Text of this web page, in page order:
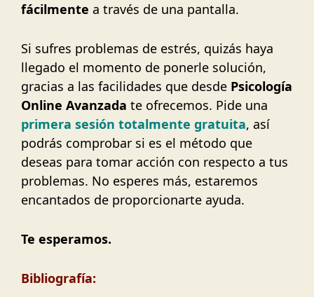
fácilmente a través de una pantalla.
Si sufres problemas de estrés, quizás haya
llegado el momento de ponerle solución,
gracias a las facilidades que desde Psicología
Online Avanzada te ofrecemos. Pide una
primera sesión totalmente gratuita, así
podrás comprobar si es el método que
deseas para tomar acción con respecto a tus
problemas. No esperes más, estaremos
encantados de proporcionarte ayuda.
Te esperamos.
Bibliografía: